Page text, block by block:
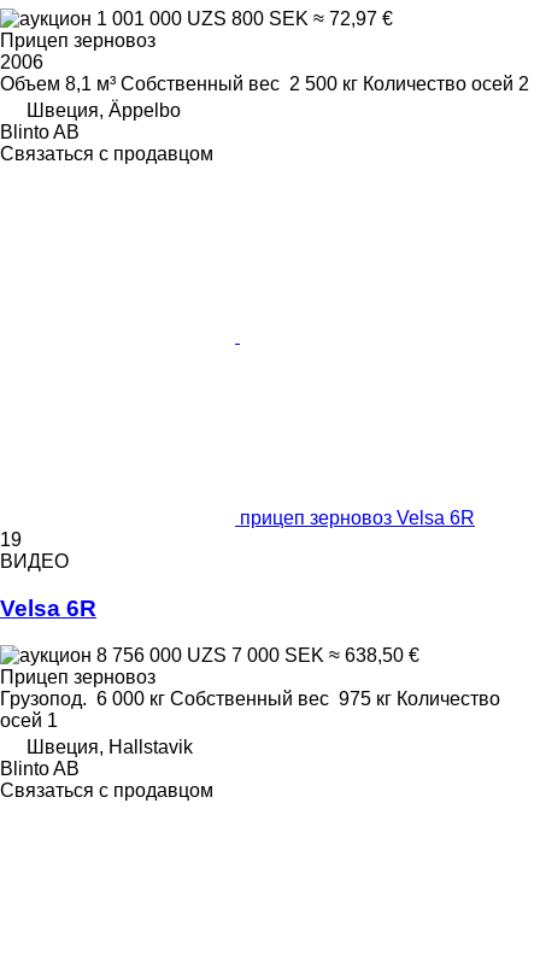
1 001 000 UZS 800 SEK ≈ 72,97 €
Прицеп зерновоз
2006
Объем 8,1 м³ Собственный вес 2 500 кг Количество осей 2
Швеция, Äppelbo
Blinto AB
Связаться с продавцом
прицеп зерновоз Velsa 6R
19
ВИДЕО
Velsa 6R
8 756 000 UZS 7 000 SEK ≈ 638,50 €
Прицеп зерновоз
Грузопод. 6 000 кг Собственный вес 975 кг Количество
осей 1
Швеция, Hallstavik
Blinto AB
Связаться с продавцом